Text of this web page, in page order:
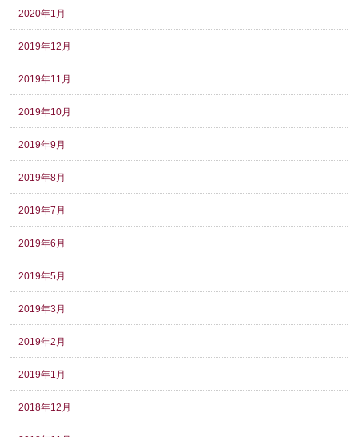
2020年1月
2019年12月
2019年11月
2019年10月
2019年9月
2019年8月
2019年7月
2019年6月
2019年5月
2019年3月
2019年2月
2019年1月
2018年12月